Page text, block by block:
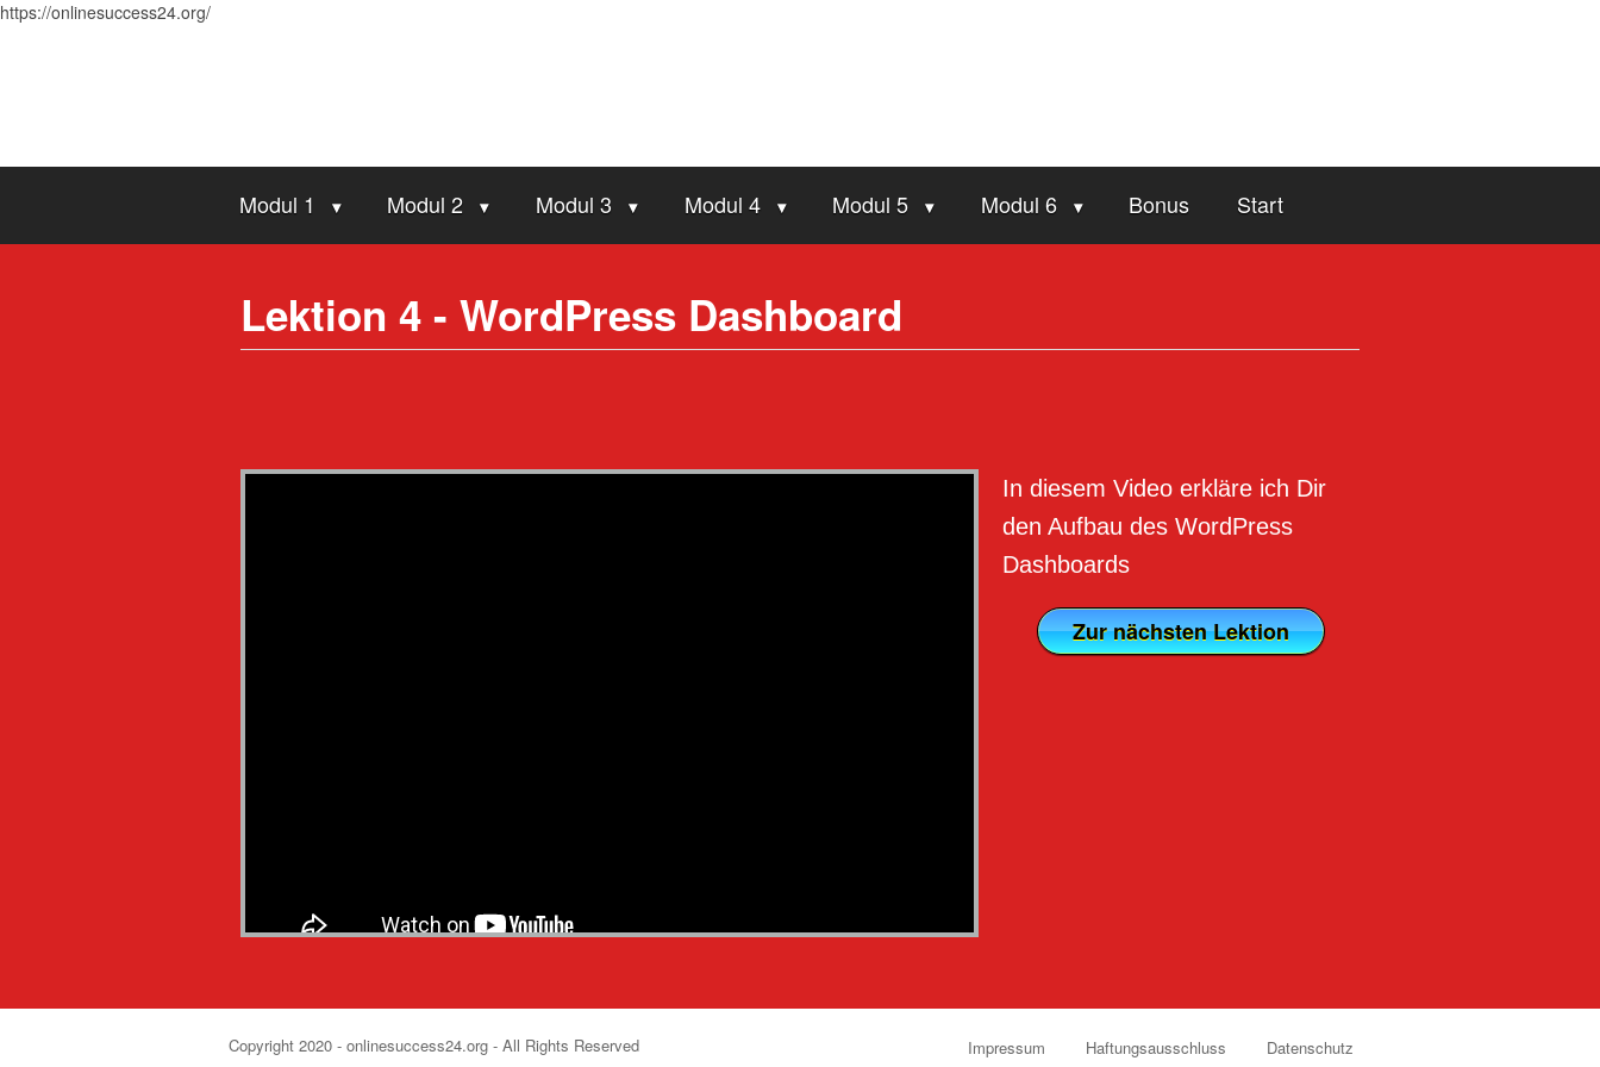
https://onlinesuccess24.org/
Modul 1 Modul 2 Modul 3 Modul 4 Modul 5 Modul 6 Bonus Start
Lektion 4 - WordPress Dashboard
In diesem Video erkläre ich Dir
den Aufbau des WordPress
Dashboards
Zur nächsten Lektion
Impressum Haftungsausschluss Datenschutz
Copyright 2020 - onlinesuccess24.org - All Rights Reserved